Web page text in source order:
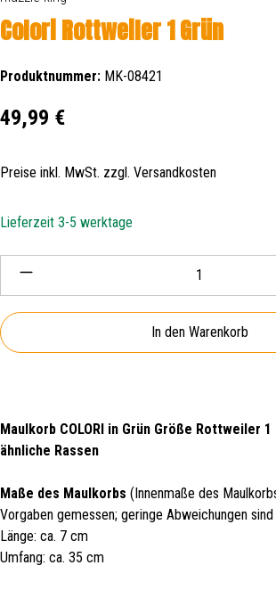
Colori Rottweiler 1 Grün
Produktnummer: MK-08421
Regulärer Preis:
49,99 €
Preise inkl. MwSt. zzgl. Versandkosten
Lieferzeit 3-5 werktage
Produkt Anzahl: Gib den
In den Warenkorb
Maulkorb COLORI in Grün Größe Rottweiler
ähnliche Rassen
Maße des Maulkorbs (Innenmaße des
Vorgaben gemessen; geringe Abweichungen
Länge: ca. 7 cm
Umfang: ca. 35 cm